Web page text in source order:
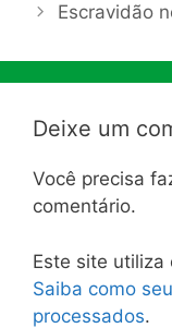
Escravidão
Deixe um
Você precisa
comentário.
Este site utiliza
Saiba como
processados.